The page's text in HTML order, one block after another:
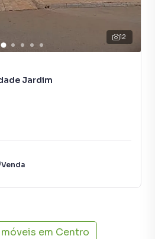
corretores treinados e uma
para atender
12
Jardim
Venda
em Centro